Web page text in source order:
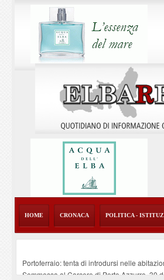
HOME CRONACA POLITICA -
Portoferraio: tenta di introdursi nelle
Sommossa al Carcere di Porto Azzurro, 30